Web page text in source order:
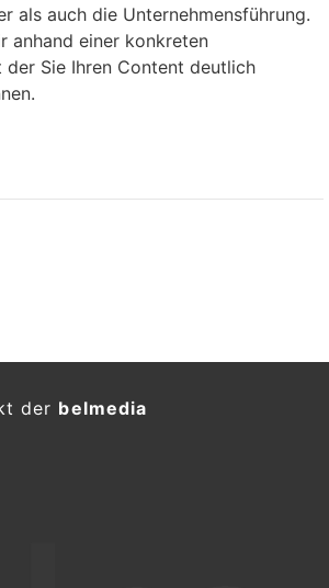
als auch die Unternehmensführung.
anhand einer konkreten
der Sie Ihren Content deutlich
der belmedia